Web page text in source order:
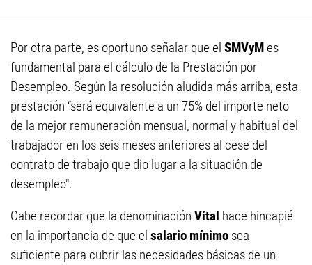
Por otra parte, es oportuno señalar que el SMVyMes
fundamental para el cálculo de la Prestación por
Desempleo. Según la resolución aludida más arriba, esta
prestación “será equivalente a un 75% del importe neto
de la mejor remuneración mensual, normal y habitual del
trabajador en los seis meses anteriores al cese del
contrato de trabajo que dio lugar a la situación de
desempleo".
Cabe recordar que la denominación Vital hace hincapié
en la importancia de que el salario mínimo sea
suficiente para cubrir las necesidades básicas de un